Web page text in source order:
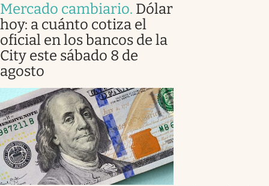
Mercado cambiario. Dólar
hoy: a cuánto cotiza el
oficial en los bancos de la
City este sábado 8 de
agosto